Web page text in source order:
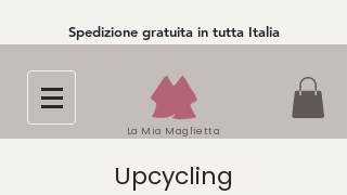
Spedizione gratuita in tutta Italia
La Mia Maglietta
Upcycling